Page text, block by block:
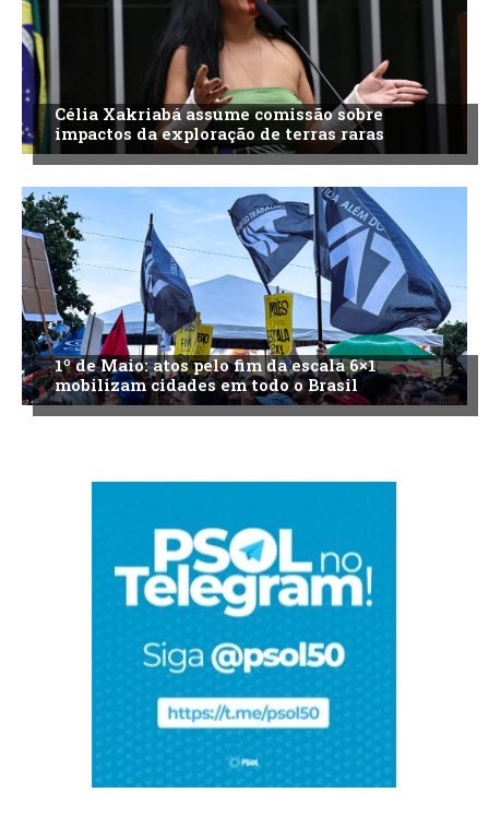
Célia Xakriabá assume comissão sobre
impactos da exploração de terras raras
1º de Maio: atos pelo fim da escala 6×1
mobilizam cidades em todo o Brasil